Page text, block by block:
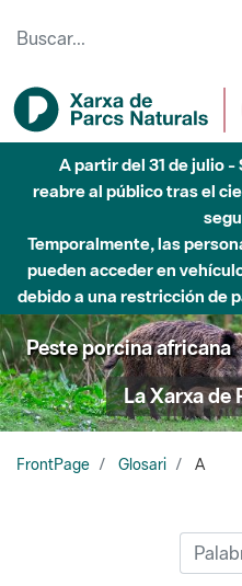
A partir del 31 de julio
reabre al público tras el
Temporalmente, las
pueden acceder en
debido a una restricción de
Peste porcina africana
La Xarxa de
FrontPage Glosari A